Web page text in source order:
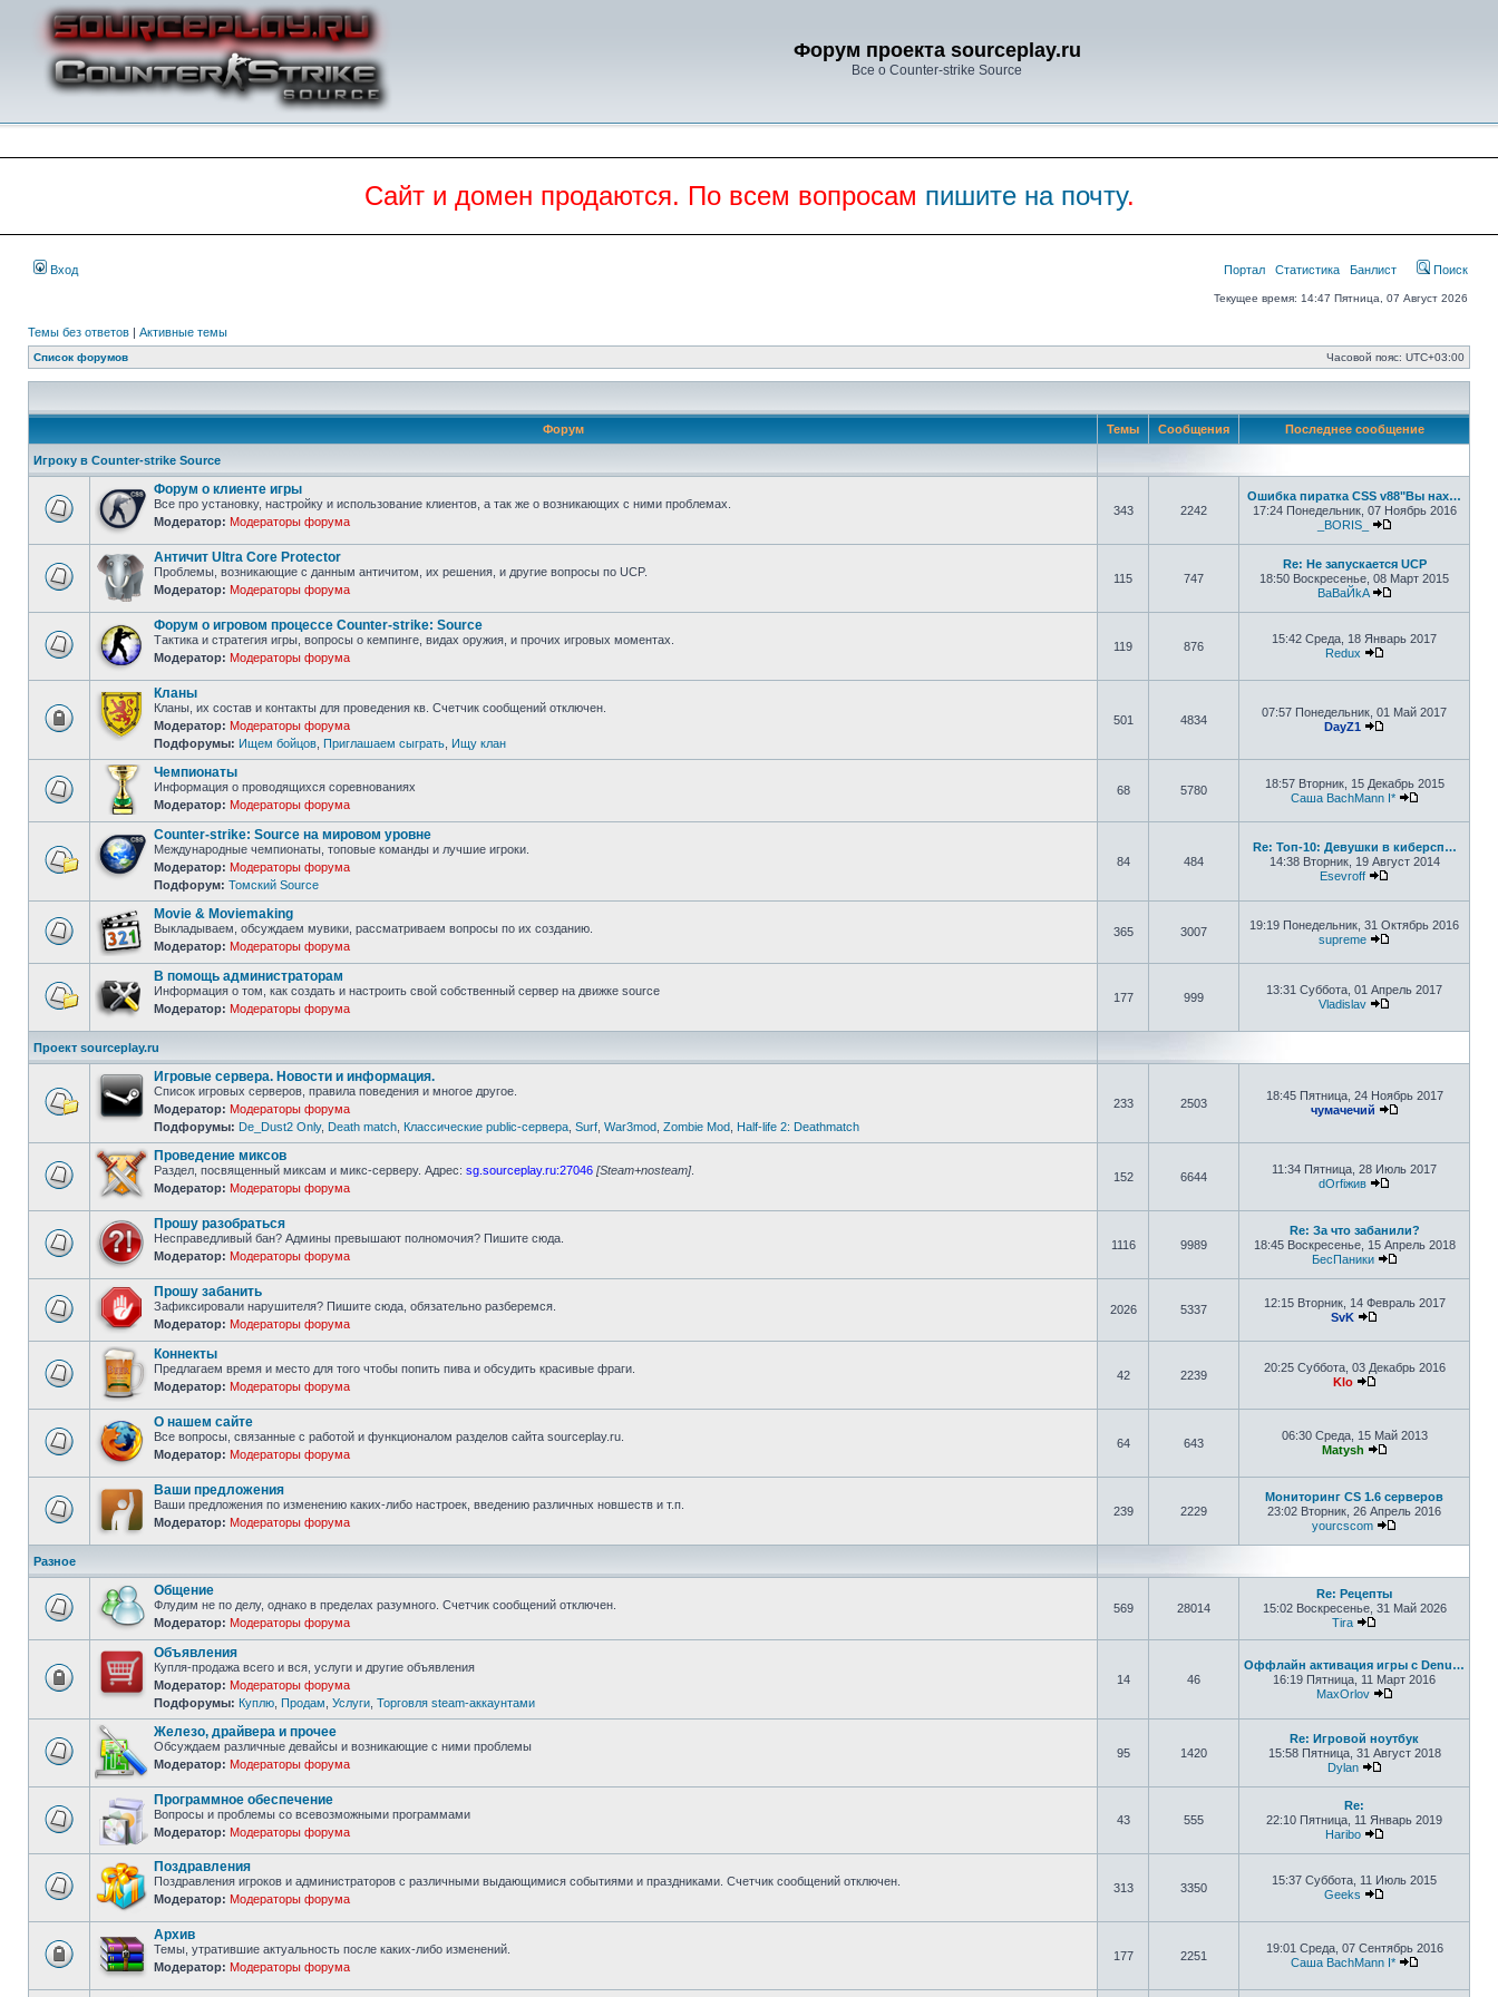
Форум проекта sourceplay.ru
Все о Counter-strike Source
Сайт и домен продаются. По всем вопросам пишите на почту.
Вход Портал Статистика Банлист Поиск
Текущее время: 14:47 Пятница, 07 Август 2026
Темы без ответов | Активные темы
Список форумов Часовой пояс: UTC+03:00
Форум Темы Сообщения Последнее сообщение
Игроку в Counter-strike Source
Нет
сообщений
Форум о клиенте игры
Все про установку, настройку и использование клиентов, а так же о возникающих с ними проблемах.
Модератор: Модераторы форума
343 2242
Ошибка пиратка CSS v88"Вы нах…
17:24 Понедельник, 07 Ноябрь 2016
_BORIS_
Античит Ultra Core Protector
Проблемы, возникающие с данным античитом, их решения, и другие вопросы по UCP.
Модератор: Модераторы форума
115 747
Re: Не запускается UCP
18:50 Воскресенье, 08 Март 2015
BaBaЙkA
Нет
Форум о игровом процессе Counter-strike: Source
Тактика и стратегия игры, вопросы о кемпинге, видах оружия, и прочих игровых моментах.
Модератор: Модераторы форума
119 876
15:42 Среда, 18 Январь 2017
Redux
Форум
Кланы
Кланы, их состав и контакты для проведения кв. Счетчик сообщений отключен.
Модератор: Модераторы форума
Подфорумы: Ищем бойцов Приглашаем сыграть Ищу клан
501 4834
07:57 Понедельник, 01 Май 2017
DayZ1
непрочитанных
сообщений
Чемпионаты
Информация о проводящихся соревнованиях
Модератор: Модераторы форума
68 5780
18:57 Вторник, 15 Декабрь 2015
Саша BachMann I*
непрочитанных
сообщений
Counter-strike: Source на мировом уровне
Международные чемпионаты, топовые команды и лучшие игроки.
Модератор: Модераторы форума
Подфорум: Томский Source
84 484
Re: Топ-10: Девушки в киберсп…
14:38 Вторник, 19 Август 2014
Esevroff
Нет
непрочитанных
Movie & Moviemaking
Выкладываем, обсуждаем мувики, рассматриваем вопросы по их созданию.
Модератор: Модераторы форума
365 3007
19:19 Понедельник, 31 Октябрь 2016
supreme
Нет
В помощь администраторам
Информация о том, как создать и настроить свой собственный сервер на движке source
Модератор: Модераторы форума
177 999
13:31 Суббота, 01 Апрель 2017
Vladislav
Проект sourceplay.ru
Нет
непрочитанных
сообщений
Игровые сервера. Новости и информация.
Список игровых серверов, правила поведения и многое другое.
Модератор: Модераторы форума
Подфорумы: De_Dust2 Only, Death match Классические public-сервера Surf War3mod Zombie Mod Half-life 2: Deathmatch
233 2503
18:45 Пятница, 24 Ноябрь 2017
чумачечий
Нет
сообщений
Проведение миксов
Раздел, посвященный миксам и микс-серверу. Адрес: sg.sourceplay.ru:27046 [Steam+nosteam].
Модератор: Модераторы форума
152 6644
11:34 Пятница, 28 Июль 2017
dOrfiжив
Нет
сообщений
Прошу разобраться
Несправедливый бан? Админы превышают полномочия? Пишите сюда.
Модератор: Модераторы форума
1116 9989
Re: За что забанили?
18:45 Воскресенье, 15 Апрель 2018
БесПаники
Нет
непрочитанных
сообщений
Прошу забанить
Зафиксировали нарушителя? Пишите сюда, обязательно разберемся.
Модератор: Модераторы форума
2026 5337
12:15 Вторник, 14 Февраль 2017
SvK
Нет
Коннекты
Предлагаем время и место для того чтобы попить пива и обсудить красивые фраги.
Модератор: Модераторы форума
42 2239
20:25 Суббота, 03 Декабрь 2016
Klo
Нет
О нашем сайте
Все вопросы, связанные с работой и функционалом разделов сайта sourceplay.ru.
Модератор: Модераторы форума
64 643
06:30 Среда, 15 Май 2013
Matysh
Нет
Ваши предложения
Ваши предложения по изменению каких-либо настроек, введению различных новшеств и т.п.
Модератор: Модераторы форума
239 2229
Мониторинг CS 1.6 серверов
23:02 Вторник, 26 Апрель 2016
yourcscom
Разное
непрочитанных
сообщений
Общение
Флудим не по делу, однако в пределах разумного. Счетчик сообщений отключен.
Модератор: Модераторы форума
569 28014
Re: Рецепты
15:02 Воскресенье, 31 Май 2026
Tira
Форум
Объявления
Купля-продажа всего и вся, услуги и другие объявления
Модератор: Модераторы форума
Подфорумы: Куплю Продам Услуги Торговля steam-аккаунтами
14 46
Оффлайн активация игры с Denu…
16:19 Пятница, 11 Март 2016
MaxOrlov
Нет
сообщений
Железо, драйвера и прочее
Обсуждаем различные девайсы и возникающие с ними проблемы
Модератор: Модераторы форума
95 1420
Re: Игровой ноутбук
15:58 Пятница, 31 Август 2018
Dylan
Нет
непрочитанных
сообщений
Программное обеспечение
Вопросы и проблемы со всевозможными программами
Модератор: Модераторы форума
43 555
Re:
22:10 Пятница, 11 Январь 2019
Haribo
Нет
Поздравления
Поздравления игроков и администраторов с различными выдающимися событиями и праздниками. Счетчик сообщений отключен.
Модератор: Модераторы форума
313 3350
15:37 Суббота, 11 Июль 2015
Geeks
Форум
Архив
Темы, утратившие актуальность после каких-либо изменений.
Модератор: Модераторы форума
177 2251
19:01 Среда, 07 Сентябрь 2016
Саша BachMann I*